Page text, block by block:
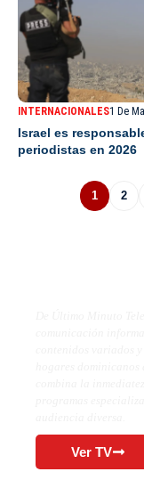
INTERNACIONALES1 De
Israel es
periodistas en 2026
1 2
Ver TV